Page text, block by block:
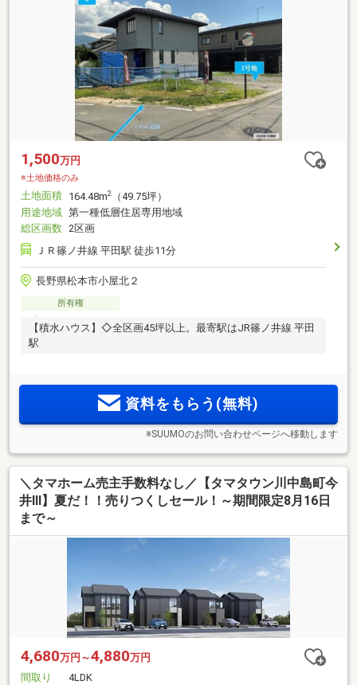
1,500万円
※土地価格のみ
土地面積 164.48m2
（49.75坪）
用途地域 第一種低層住居専用地域
総区画数 2区画
ＪＲ篠ノ井線 平田駅 徒歩11分
長野県松本市小屋北２
所有権
【積水ハウス】◇全区画45坪以上。最寄駅はJR篠ノ井線 平田
駅
資料をもらう(無料)
※SUUMOのお問い合わせページへ移動します
＼タマホーム売主手数料なし／【タマタウン川中島町今
井Ⅲ】夏だ！！売りつくしセール！～期間限定8月16日
まで～
4,680万円～4,880万円
間取り
4LDK